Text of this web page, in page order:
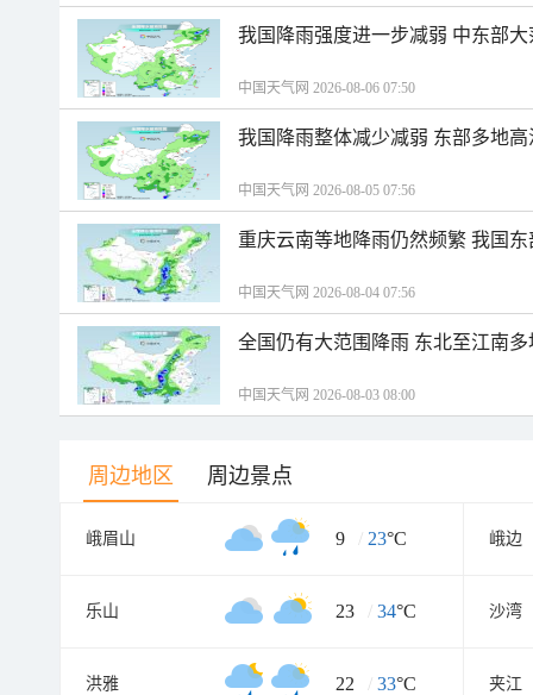
我国降雨强度进一步减弱 中东部
中国天气网 2026-08-06 07:50
我国降雨整体减少减弱 东部多地
中国天气网 2026-08-05 07:56
重庆云南等地降雨仍然频繁 我国
中国天气网 2026-08-04 07:56
全国仍有大范围降雨 东北至江南
中国天气网 2026-08-03 08:00
周边地区 周边景点
峨眉山 9 / 23°C 峨边
乐山 23 / 34°C 沙湾
洪雅 22 / 33°C 夹江